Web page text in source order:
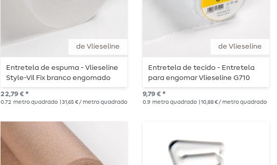
de Vlieseline
Entretela de espuma - Vlieseline
Style-Vil Fix branco engomado
22,79 € *
0.72 metro quadrado | 31,65 € / metro quadrado
de Vlieseline
Entretela de tecido - Entretela
para engomar Vlieseline G710
9,79 € *
0.9 metro quadrado | 10,88 € / metro quadrado